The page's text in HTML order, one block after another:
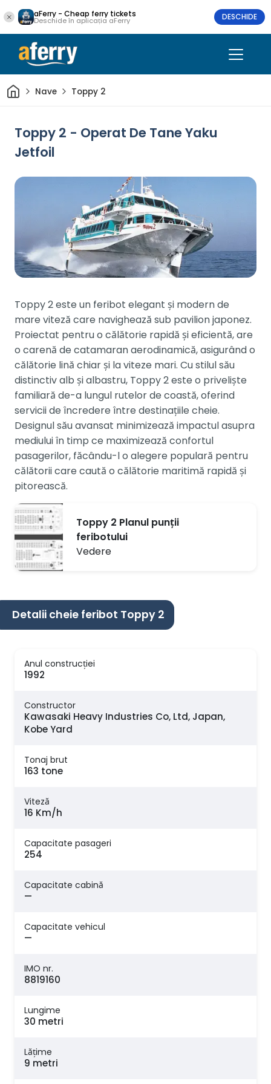
aFerry - Cheap ferry tickets
Deschide în aplicația aFerry DESCHIDE
AcasăNave Toppy 2
Toppy 2 - Operat De Tane Yaku
Jetfoil
Toppy 2 este un feribot elegant și modern de
mare viteză care navighează sub pavilion japonez.
Proiectat pentru o călătorie rapidă și eficientă, are
o carenă de catamaran aerodinamică, asigurând o
călătorie lină chiar și la viteze mari. Cu stilul său
distinctiv alb și albastru, Toppy 2 este o priveliște
familiară de-a lungul rutelor de coastă, oferind
servicii de încredere între destinațiile cheie.
Designul său avansat minimizează impactul asupra
mediului în timp ce maximizează confortul
pasagerilor, făcându-l o alegere populară pentru
călătorii care caută o călătorie maritimă rapidă și
pitorească.
Toppy 2 Planul punții
feribotului
Vedere
Detalii cheie feribot Toppy 2
Anul construcției
1992
Constructor
Kawasaki Heavy Industries Co, Ltd, Japan,
Kobe Yard
Tonaj brut
163 tone
Viteză
16 Km/h
Capacitate pasageri
254
Capacitate cabină
—
Capacitate vehicul
—
IMO nr.
8819160
Lungime
30 metri
Lăţime
9 metri